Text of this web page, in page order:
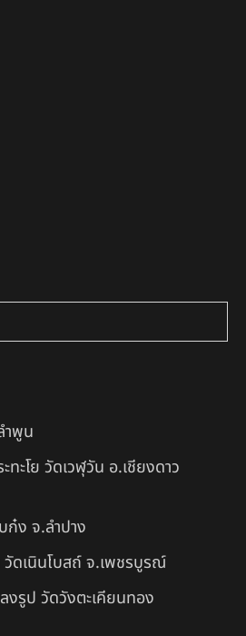
ำพูน
ทะโย วัดเวฬุวัน อ.เชียงดาว
ก๋ง จ.ลำปาง
ดเนินโบสถ์ จ.เพชรบูรณ์
งรูป วัดวังตะเคียนทอง